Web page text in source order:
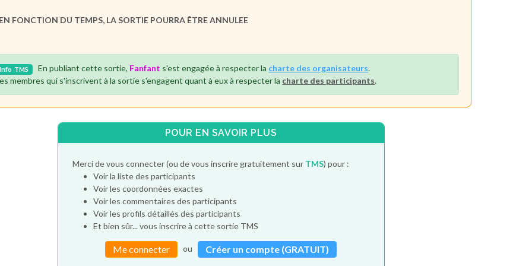
FONCTION DU TEMPS, LA SORTIE POURRA ÊTRE ANNULEE
Info TMS En publiant cette sortie, Fanfant s'est engagée à respecter la charte des organisateurs.
membres qui s'inscrivent à la sortie s'engagent quant à eux à respecter la charte des participants.
POUR EN SAVOIR PLUS
Merci de vous connecter (ou de vous inscrire gratuitement sur TMS) pour :
Voir la liste des participants
Voir les coordonnées exactes
Voir les commentaires des participants
Voir les profils détaillés des participants
Et bien sûr... vous inscrire à cette sortie TMS
Me connecter ou Créer un compte (GRATUIT)